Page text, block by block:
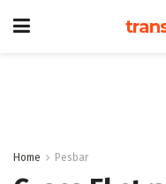
Home Pesbar